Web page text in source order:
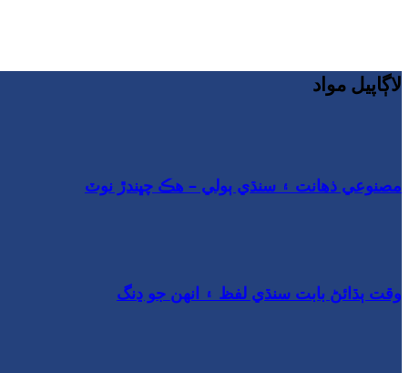
لاڳاپيل مواد
مصنوعي ذھانت ۽ سنڌي ٻولي – ھڪ چڀندڙ نوٽ
وقت ٻڌائڻ بابت سنڌي لفظ ۽ انهن جو ڍنگ